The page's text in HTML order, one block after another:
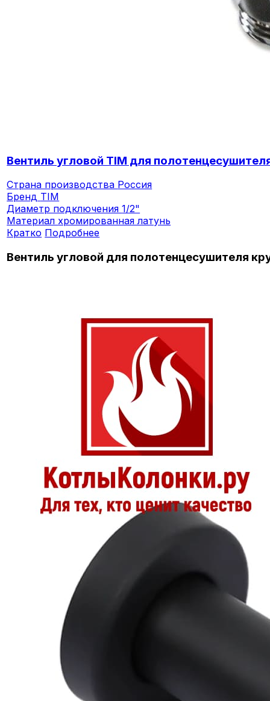
Вентиль угловой TIM для
Страна производства Россия
Бренд TIM
Диаметр подключения1/2"
Материалхромированная латунь
Кратко Подробнее
Вентиль угловой для полотенцесушителя